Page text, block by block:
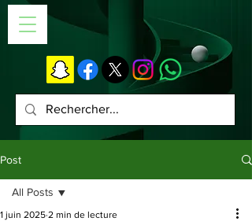
Post
All Posts
1 juin 2025 2 min de lecture